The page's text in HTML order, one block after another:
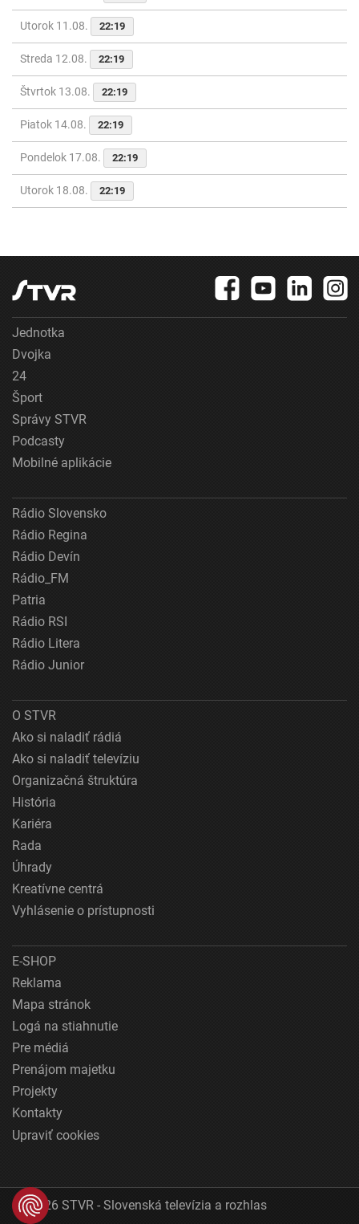
Utorok 11.08. 22:19
Streda 12.08. 22:19
Štvrtok 13.08. 22:19
Piatok 14.08. 22:19
Pondelok 17.08. 22:19
Utorok 18.08. 22:19
Jednotka
Dvojka
24
Šport
Správy STVR
Podcasty
Mobilné aplikácie
Rádio Slovensko
Rádio Regina
Rádio Devín
Rádio_FM
Patria
Rádio RSI
Rádio Litera
Rádio Junior
O STVR
Ako si naladiť rádiá
Ako si naladiť televíziu
Organizačná štruktúra
História
Kariéra
Rada
Úhrady
Kreatívne centrá
Vyhlásenie o prístupnosti
E-SHOP
Reklama
Mapa stránok
Logá na stiahnutie
Pre médiá
Prenájom majetku
Projekty
Kontakty
Upraviť cookies
© 2026 STVR - Slovenská televízia a rozhlas